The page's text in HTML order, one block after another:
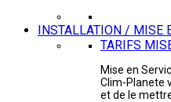
INSTALLATION / MISE
TARIFS
Mise en
Clim-Planete
et de le